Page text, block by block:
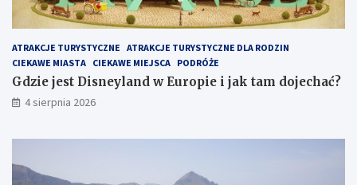
ATRAKCJE TURYSTYCZNE ATRAKCJE TURYSTYCZNE DLA RODZIN
CIEKAWE MIASTA CIEKAWE MIEJSCA PODRÓŻE
Gdzie jest Disneyland w Europie i jak tam dojechać?
4 sierpnia 2026